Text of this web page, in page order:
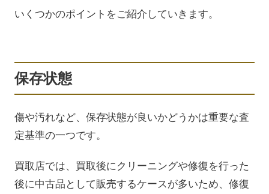
いくつかのポイントをご紹介していきます。
保存状態
傷や汚れなど、保存状態が良いかどうかは重要な査
定基準の一つです。
買取店では、買取後にクリーニングや修復を行った
後に中古品として販売するケースが多いため、修復